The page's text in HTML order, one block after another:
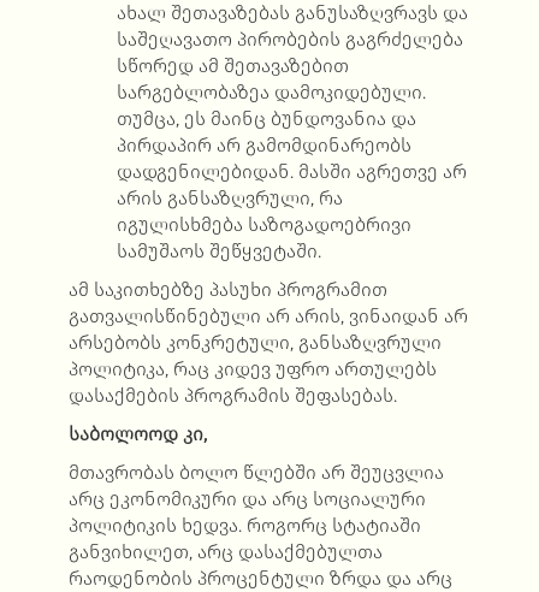
ახალ შეთავაზებას განუსაზღვრავს და
საშეღავათო პირობების გაგრძელება
სწორედ ამ შეთავაზებით
სარგებლობაზეა დამოკიდებული.
თუმცა, ეს მაინც ბუნდოვანია და
პირდაპირ არ გამომდინარეობს
დადგენილებიდან. მასში აგრეთვე არ
არის განსაზღვრული, რა
იგულისხმება საზოგადოებრივი
სამუშაოს შეწყვეტაში.
ამ საკითხებზე პასუხი პროგრამით
გათვალისწინებული არ არის, ვინაიდან არ
არსებობს კონკრეტული, განსაზღვრული
პოლიტიკა, რაც კიდევ უფრო ართულებს
დასაქმების პროგრამის შეფასებას.
საბოლოოდ კი,
მთავრობას ბოლო წლებში არ შეუცვლია
არც ეკონომიკური და არც სოციალური
პოლიტიკის ხედვა. როგორც სტატიაში
განვიხილეთ, არც დასაქმებულთა
რაოდენობის პროცენტული ზრდა და არც